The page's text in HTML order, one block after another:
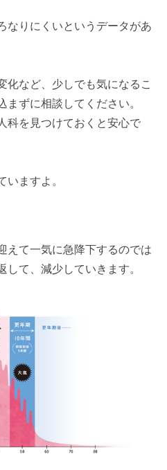
なりにくいというデータがあ
化など、少しでも気になるこ
まずに相談してください。
科を見つけておくと安心で
いますよ。
えて一気に急降下するのでは
て、減少していきます。